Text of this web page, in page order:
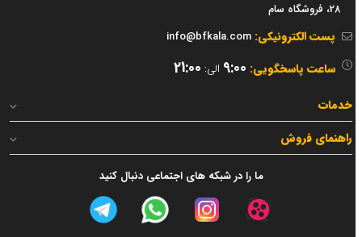
28، فروشگاه سام
پست الکترونیکی:info@bfkala.com
ساعت پاسخگویی:9:00الی:21:00
خدمات
راهنمای فروش
ما را در شبکه های اجتماعی دنبال کنید